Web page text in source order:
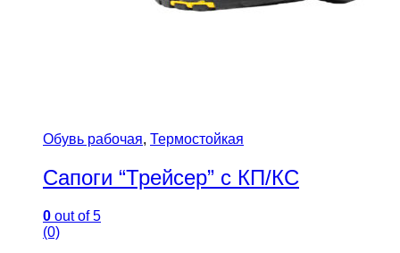
Обувь рабочая, Термостойкая
Сапоги “Трейсер” с КП/КС
0 out of 5
(0)